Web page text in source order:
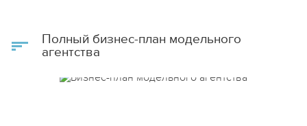
Полный бизнес-план модельного
агентства